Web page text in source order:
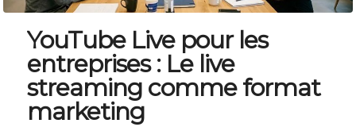
YouTube Live pour les
entreprises : Le live
streaming comme format
marketing